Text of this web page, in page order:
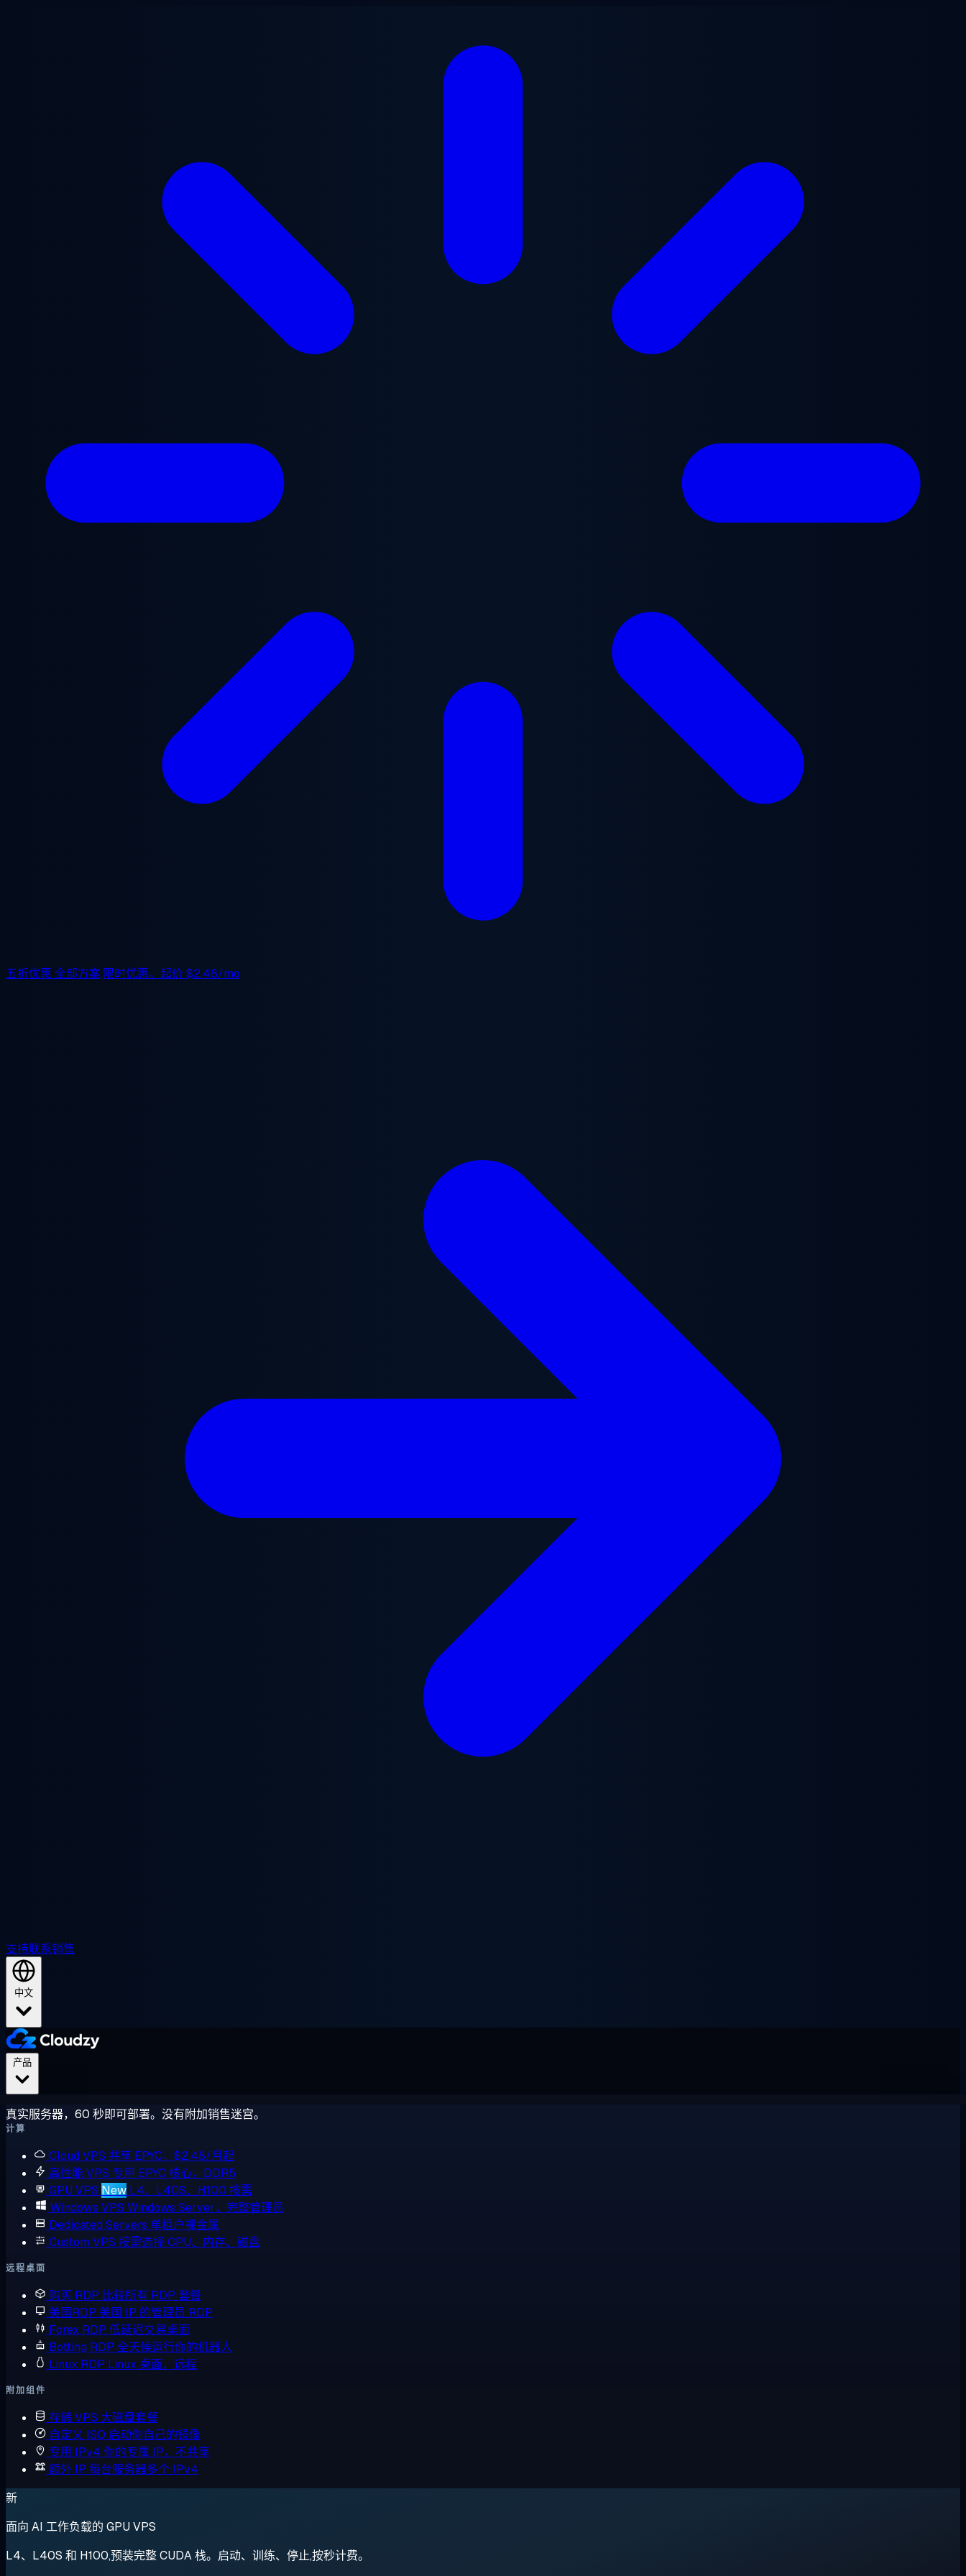
五折优惠 全部方案,限时优惠。起价$2.48/mo
支持联系销售
中文
真实服务器，60 秒即可部署。没有附加销售迷宫。
计算
Cloud VPS 共享 EPYC，$2.48/月起
高性能 VPS 专用 EPYC 核心，DDR5
GPU VPS New L4、L40S、H100 按需
Windows VPS Windows Server，完整管理员
Dedicated Servers 单租户裸金属
Custom VPS 按需选择 CPU、内存、磁盘
远程桌面
购买 RDP 比较所有 RDP 套餐
美国RDP 美国 IP 的管理员 RDP
Forex RDP 低延迟交易桌面
Botting RDP 全天候运行你的机器人
Linux RDP Linux 桌面，远程
附加组件
存储 VPS 大磁盘套餐
自定义 ISO 启动你自己的镜像
专用 IPv4 你的专属 IP，不共享
额外 IP 每台服务器多个 IPv4
新
面向 AI 工作负载的 GPU VPS
L4、L40S 和 H100,预装完整 CUDA 栈。启动、训练、停止,按秒计费。